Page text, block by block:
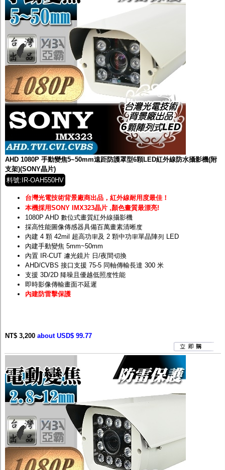
AHD 1080P 手動變焦5~50mm遠距防護罩型6顆LED紅外線防水攝影機(附
支架)(SONY晶片)
料號:IR-OAH550HV
台灣光電技術背景廠商出品，紅外線耐用度最佳！
本機採用SONY IMX323晶片 ,顏色畫質最漂亮!
1080P AHD 數位式畫質紅外線攝影機
採高性能圖像傳感器具備百萬畫素清晰度
內建 4 顆 42mil 超高功率及 2 顆中功率單晶陣列 LED
內建手動變焦 5mm~50mm
內置 IR-CUT 濾光鏡片 日/夜間切換
AHD/CVBS 接口支援 75-5 同軸傳輸長達 300 米
支援 3D/2D 降噪且優越低照度性能
即時影像傳輸畫面不延遲
內建防雷擊保護
NT$ 3,200 about USD$ 99.77